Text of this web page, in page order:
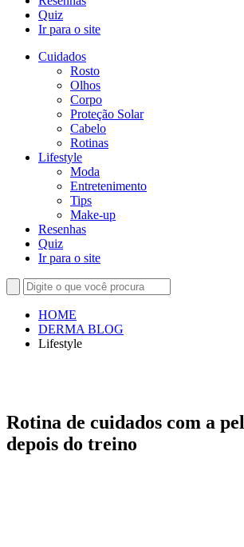
Quiz
Ir para o site
Cuidados
Rosto
Olhos
Corpo
Proteção Solar
Cabelo
Rotinas
Lifestyle
Moda
Entretenimento
Tips
Make-up
Resenhas
Quiz
Ir para o site
HOME
DERMA BLOG
Lifestyle
Rotina de cuidados com a
depois do treino